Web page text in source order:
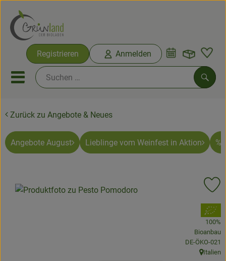
Registrieren Anmelden
Mobiles Menu öffnen oder
Ökokisten
Bio-Kochkisten
Ökokisten
Zurück zu Angebote & Neues
Angebote August Lieblinge vom Weinfest in Aktion %
, Verband:
100%
Bioanbau
, Kontrollstelle:
DE-ÖKO-021
,
Italien